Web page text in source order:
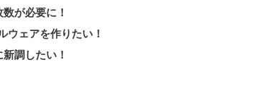
が必要に！
ウェアを作りたい！
調したい！